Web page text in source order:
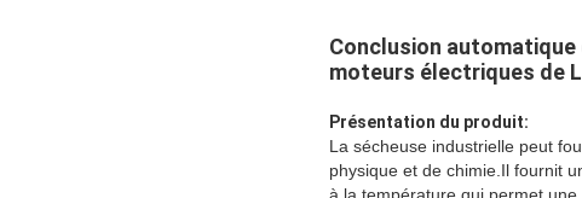
Conclusion
moteurs électriques de
Présentation du produit:
La sécheuse industrielle peut
physique et de chimie.Il fournit